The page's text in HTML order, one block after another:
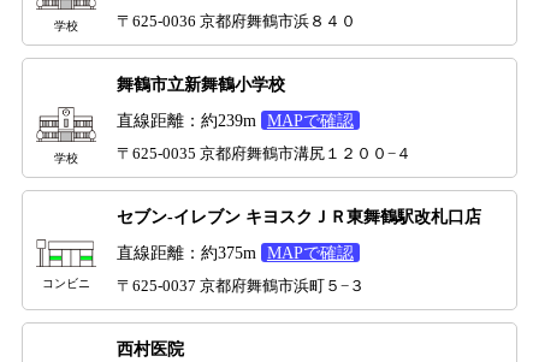
学校 〒625-0036 京都府舞鶴市浜８４０
学校
舞鶴市立新舞鶴小学校
直線距離：約239m MAPで確認
〒625-0035 京都府舞鶴市溝尻１２００−４
コンビニ
セブン-イレブン キヨスクＪＲ東舞鶴駅改札口店
直線距離：約375m MAPで確認
〒625-0037 京都府舞鶴市浜町５−３
西村医院